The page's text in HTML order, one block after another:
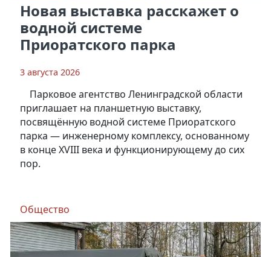
Новая выставка расскажет о
водной системе
Приоратского парка
3 августа 2026
Парковое агентство Ленинградской области
приглашает на планшетную выставку,
посвящённую водной системе Приоратского
парка — инженерному комплексу, основанному
в конце XVIII века и функционирующему до сих
пор.
Общество